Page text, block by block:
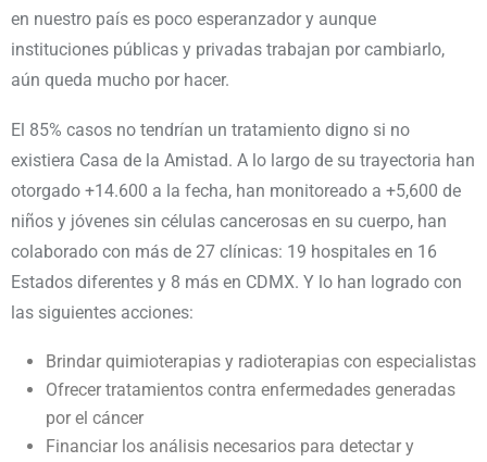
en nuestro país es poco esperanzador y aunque
instituciones públicas y privadas trabajan por cambiarlo,
aún queda mucho por hacer.
El 85% casos no tendrían un tratamiento digno si no
existiera Casa de la Amistad. A lo largo de su trayectoria han
otorgado +14.600 a la fecha, han monitoreado a +5,600 de
niños y jóvenes sin células cancerosas en su cuerpo, han
colaborado con más de 27 clínicas: 19 hospitales en 16
Estados diferentes y 8 más en CDMX. Y lo han logrado con
las siguientes acciones:
Brindar quimioterapias y radioterapias con especialistas
Ofrecer tratamientos contra enfermedades generadas
por el cáncer
Financiar los análisis necesarios para detectar y